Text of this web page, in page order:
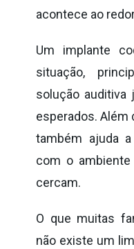
acontece ao
Um implante
situação,
solução auditiva
esperados. Além
também ajuda
com o
cercam.
O que muitas
não existe um